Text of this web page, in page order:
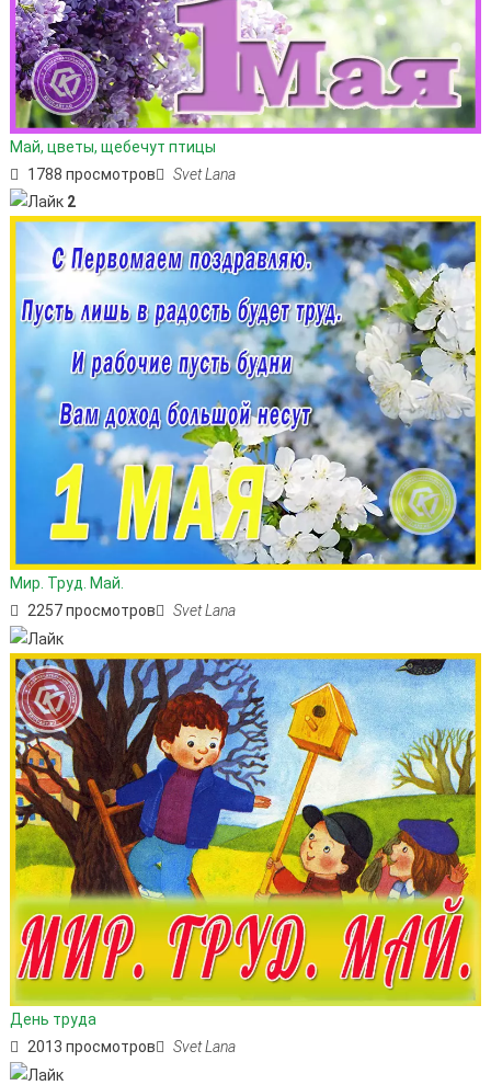
Май, цветы, щебечут птицы
1788 просмотров
Svet Lana
2
Мир. Труд. Май.
2257 просмотров
Svet Lana
День труда
2013 просмотров
Svet Lana